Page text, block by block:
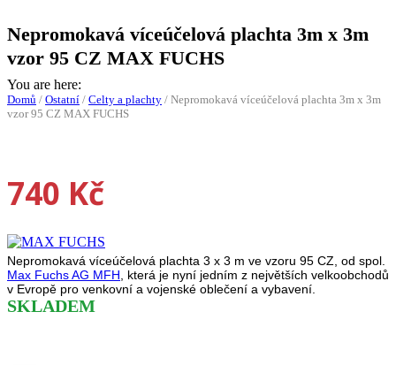
Nepromokavá víceúčelová plachta 3m x 3m
vzor 95 CZ MAX FUCHS
You are here:
Domů / Ostatní / Celty a plachty / Nepromokavá víceúčelová plachta 3m x 3m
vzor 95 CZ MAX FUCHS
740 Kč
Nepromokavá víceúčelová plachta 3 x 3 m ve vzoru 95 CZ, od spol.
Max Fuchs AG MFH , která je nyní jedním z největších velkoobchodů
v Evropě pro venkovní a vojenské oblečení a vybavení.
SKLADEM